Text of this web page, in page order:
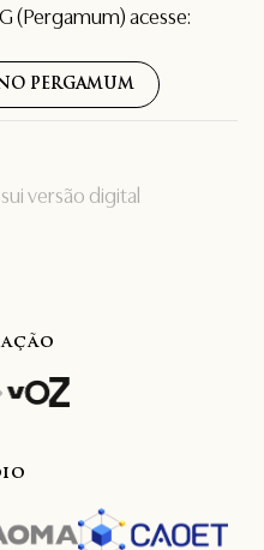
versão digital
(Pergamum) acesse:
PERGAMUM